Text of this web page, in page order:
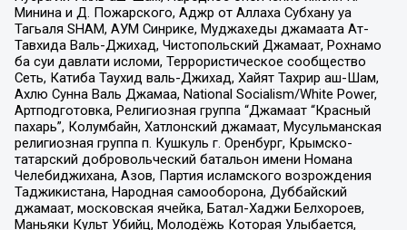
Минина и Д. Пожарского, Аджр от Аллаха Субхану уа
Тагьаля SHAM, АУМ Синрике, Муджахеды джамаата Ат-
Тавхида Валь-Джихад, Чистопольский Джамаат, Рохнамо
ба суи давлати исломи, Террористическое сообщество
Сеть, Катиба Таухид валь-Джихад, Хайят Тахрир аш-Шам,
Ахлю Сунна Валь Джамаа, National Socialism/White Power,
Артподготовка, Религиозная группа “Джамаат “Красный
пахарь”, Колумбайн, Хатлонский джамаат, Мусульманская
религиозная группа п. Кушкуль г. Оренбург, Крымско-
татарский добровольческий батальон имени Номана
Челебиджихана, Азов, Партия исламского возрождения
Таджикистана, Народная самооборона, Дуббайский
джамаат, московская ячейка, Батал-Хаджи Белхороев,
Маньяки Культ Убийц, Молодёжь Которая Улыбается,